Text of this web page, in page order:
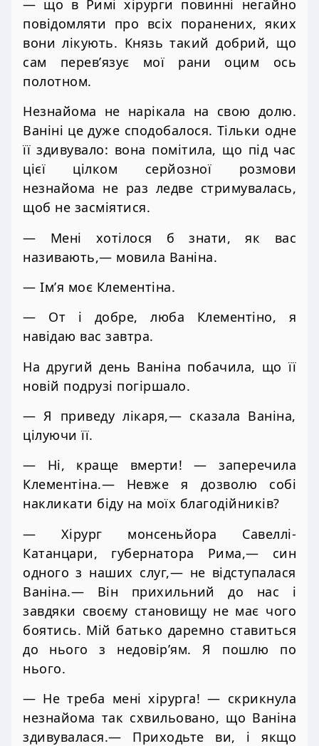
— що в Римі хірурги повинні негайно
повідомляти про всіх поранених, яких
вони лікують. Князь такий добрий, що
сам перев’язує мої рани оцим ось
полотном.
Незнайома не нарікала на свою долю.
Ваніні це дуже сподобалося. Тільки одне
її здивувало: вона помітила, що під час
цієї цілком серйозної розмови
незнайома не раз ледве стримувалась,
щоб не засміятися.
— Мені хотілося б знати, як вас
називають,— мовила Ваніна.
— Ім’я моє Клементіна.
— От і добре, люба Клементіно, я
навідаю вас завтра.
На другий день Ваніна побачила, що її
новій подрузі погіршало.
— Я приведу лікаря,— сказала Ваніна,
цілуючи її.
— Ні, краще вмерти! — заперечила
Клементіна.— Невже я дозволю собі
накликати біду на моїх благодійників?
— Хірург монсеньйора Савеллі-
Катанцари, губернатора Рима,— син
одного з наших слуг,— не відступалася
Ваніна.— Він прихильний до нас і
завдяки своєму становищу не має чого
боятись. Мій батько даремно ставиться
до нього з недовір’ям. Я пошлю по
нього.
— Не треба мені хірурга! — скрикнула
незнайома так схвильовано, що Ваніна
здивувалася.— Приходьте ви, і якщо